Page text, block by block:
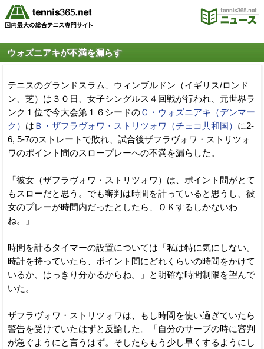
ウォズニアキが不満を漏らす
テニスのグランドスラム、ウィンブルドン（イギリス/ロンド
ン、芝）は３０日、女子シングルス４回戦が行われ、元世界ラ
ンク１位で今大会第１６シードのＣ・ウォズニアキ（デンマー
ク） は Ｂ・ザフラヴォワ・ストリツォワ（チェコ共和国） に2-
6, 5-7のストレートで敗れ、試合後ザフラヴォワ・ストリツォ
ワのポイント間のスロープレーへの不満を漏らした。
「彼女（ザフラヴォワ・ストリツォワ）は、ポイント間がとて
もスローだと思う。でも審判は時間を計っていると思うし、彼
女のプレーが時間内だったとしたら、ＯＫするしかないわ
ね。」
時間を計るタイマーの設置については「私は特に気にしない。
時計を持っていたら、ポイント間にどれくらいの時間をかけて
いるか、はっきり分かるからね。」と明確な時間制限を望んで
いた。
ザフラヴォワ・ストリツォワは、もし時間を使い過ぎていたら
警告を受けていたはずと反論した。「自分のサーブの時に審判
が急ぐようにと言うはず。そしたらもう少し早くするようにし